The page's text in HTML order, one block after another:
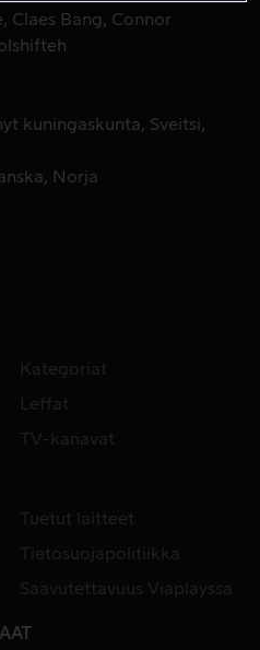
Claes Bang
Connor
kuningaskunta
Sveitsi
Norja
Kategoriat
Leffat
TV-kanavat
Tuetut laitteet
Tietosuojapolitiikka
Saavutettavuus Viaplayssa